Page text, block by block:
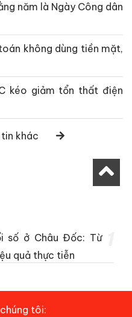
năm là Ngày Công dân
không dùng tiền mặt,
kéo giảm tổn thất điện
khác
số ở Châu Đốc: Từ
quả thực tiễn
tôi: